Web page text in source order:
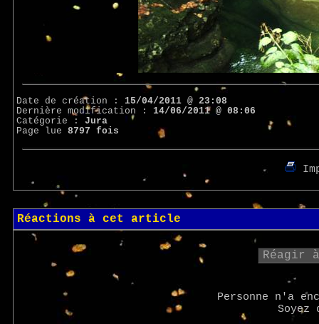
Date de création : 15/04/2011 @ 23:08
Dernière modification : 14/06/2011 @ 08:06
Catégorie : Jura
Page lue 8797 fois
Réactions à cet article
Réagir
Personne n'a